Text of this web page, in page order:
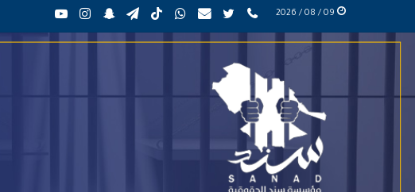
انستقرام سناب
تشات
تيلقرامTikTokواتساب mail تويتر
عربي
phone